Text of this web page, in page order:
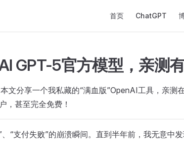
首页 ChatGPT
GPT-5官方模型，亲测
文分享一个我私藏的“满血版”OpenAI工具，亲测
，甚至完全免费！
“支付失败”的崩溃瞬间。直到半年前，我无意中